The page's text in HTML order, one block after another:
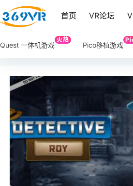
首页 VR论坛
Quest 一体机游戏
火热
Pico移植游戏